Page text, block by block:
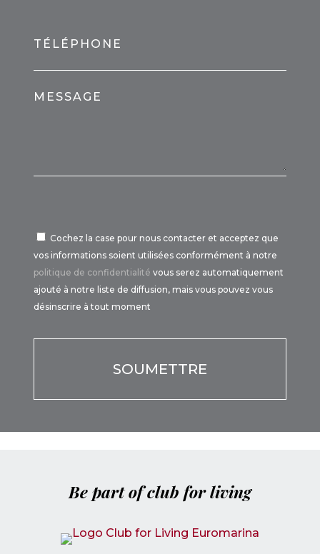
TÉLÉPHONE
MESSAGE
Cochez la case pour nous contacter et acceptez que
vos informations soient utilisées conformément à notre
politique de confidentialitévous serez automatiquement
ajouté à notre liste de diffusion, mais vous pouvez vous
désinscrire à tout moment
Be part of club for living